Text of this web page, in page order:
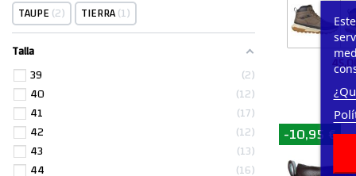
-10,95 €
TAUPE 2 TIERRA 1
Talla
39
2
40
12
41
17
42
12
43
13
44
16